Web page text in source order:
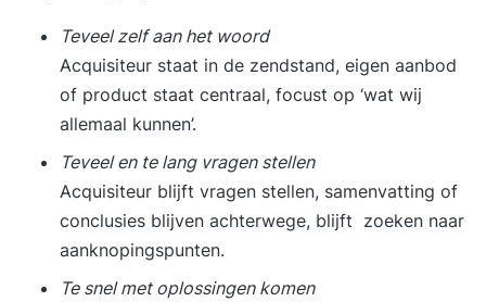
Teveel zelf aan het woord
Acquisiteur staat in de zendstand, eigen aanbod
of product staat centraal, focust op ‘wat wij
allemaal kunnen’.
Teveel en te lang vragen stellen
Acquisiteur blijft vragen stellen, samenvatting of
conclusies blijven achterwege, blijft zoeken naar
aanknopingspunten.
Te snel met oplossingen komen